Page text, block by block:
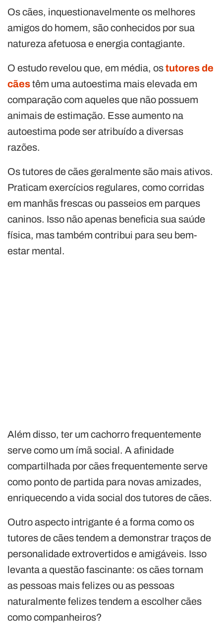
Os cães, inquestionavelmente os melhores
amigos do homem, são conhecidos por sua
natureza afetuosa e energia contagiante.
O estudo revelou que, em média, ostutores de
cãestêm uma autoestima mais elevada em
comparação com aqueles que não possuem
animais de estimação. Esse aumento na
autoestima pode ser atribuído a diversas
razões.
Os tutores de cães geralmente são mais ativos.
Praticam exercícios regulares, como corridas
em manhãs frescas ou passeios em parques
caninos. Isso não apenas beneficia sua saúde
física, mas também contribui para seu bem-
estar mental.
Além disso, ter um cachorro frequentemente
serve como um ímã social. A afinidade
compartilhada por cães frequentemente serve
como ponto de partida para novas amizades,
enriquecendo a vida social dos tutores de cães.
Outro aspecto intrigante é a forma como os
tutores de cães tendem a demonstrar traços de
personalidade extrovertidos e amigáveis. Isso
levanta a questão fascinante: os cães tornam
as pessoas mais felizes ou as pessoas
naturalmente felizes tendem a escolher cães
como companheiros?